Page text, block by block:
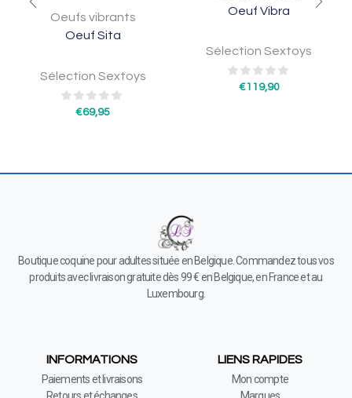
Oeufs vibrants
Oeuf Sita
Sélection Sextoys
€69,95
Oeuf Vibra
Sélection Sextoys
€119,90
Boutique coquine pour adultes située en Belgique. Commandez tous vos
produits avec livraison gratuite dès 99 € en Belgique, en France et au
Luxembourg.
INFORMATIONS
Paiements et livraisons
LIENS RAPIDES
Mon compte